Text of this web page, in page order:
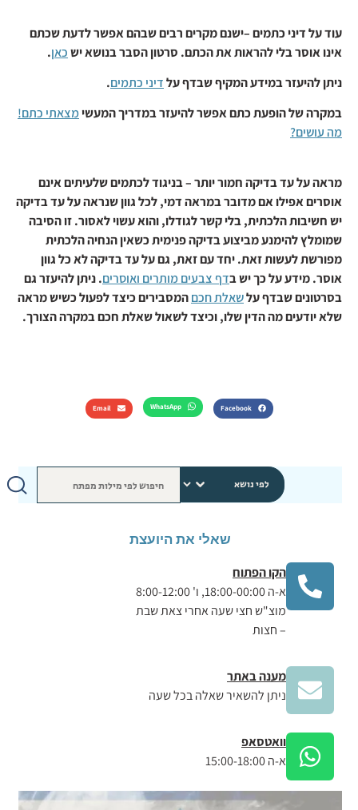
שאלי את היועצת
הקו הפתוח
א-ה 18:00-00:00, ו' 8:00-12:00
מוצ"ש חצי שעה אחרי צאת שבת
– חצות
מענה באתר
ניתן להשאיר שאלה בכל שעה
וואטסאפ
א-ה 15:00-18:00
‏עוד על דיני כתמים –ישנם מקרים רבים שבהם אפשר לדעת שכתם
אינו אוסר בלי להראות את הכתם. סרטון ‏הסבר בנושא ישכאן.
ניתן להיעזר במידע המקיף שבדף עלדיני כתמים.‏
במקרה של הופעת כתם אפשר להיעזר במדריך המעשימצאתי כתם!
מה עושים?
מראה על עד בדיקה חמור יותר – בניגוד לכתמים שלעיתים אינם
אוסרים אפילו אם מדובר במראה דמי, לכל גוון שנראה על עד בדיקה
יש חשיבות הלכתית, בלי קשר לגודלו, והוא עשוי לאסור. זו הסיבה
שמומלץ להימנע מביצוע בדיקה פנימית כשאין הנחיה הלכתית
מפורשת לעשות זאת. יחד עם זאת, גם על עד בדיקה לא כל גוון
‏אוסר. מידע על כך יש בדף צבעים מותרים ואוסרים. ניתן להיעזר גם
בסרטונים שבדף עלשאלת חכםהמסבירים כיצד לפעול כשיש מראה
שלא יודעים מה הדין שלו, וכיצד לשאול שאלת חכם במקרה הצורך.
Facebook
WhatsApp
Email